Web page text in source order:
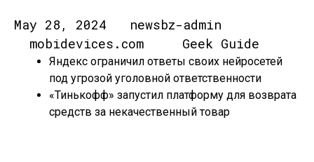
May 28, 2024 newsbz-admin
mobidevices.com Geek Guide
Яндекс ограничил ответы своих нейросетей
под угрозой уголовной ответственности
«Тинькофф» запустил платформу для возврата
средств за некачественный товар